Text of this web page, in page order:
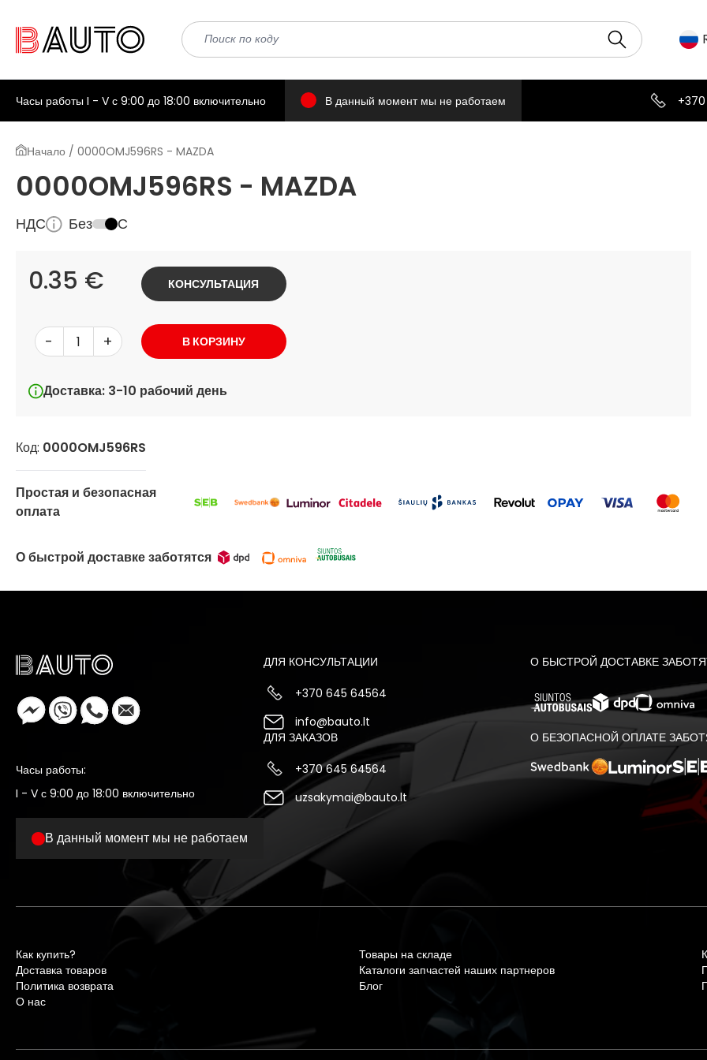
Часы работы I - V с 9:00 до 18:00 включительно В данный момент мы не работаем
Начало / 0000OMJ596RS - MAZDA
0000OMJ596RS - MAZDA
НДС Без С
0.35 €
- +
Доставка: 3-10 рабочий день
В КОРЗИНУ
КОНСУЛЬТАЦИЯ
Код: 0000OMJ596RS
Простая и безопасная
оплата
О быстрой доставке заботятся
Часы работы:
I - V с 9:00 до 18:00 включительно
В данный момент мы не работаем
ДЛЯ КОНСУЛЬТАЦИИ
+370 645 64564
info@bauto.lt
ДЛЯ ЗАКАЗОВ
+370 645 64564
uzsakymai@bauto.lt
О БЫСТРОЙ ДОСТАВКЕ
О БЕЗОПАСНОЙ ОПЛАТЕ
Как купить?
Доставка товаров
Политика возврата
О нас
Товары на складе
Каталоги запчастей наших партнеров
Блог